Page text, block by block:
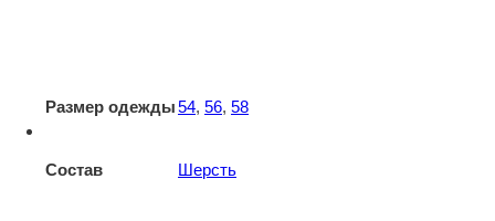
Размер одежды54, 56, 58
Состав Шерсть